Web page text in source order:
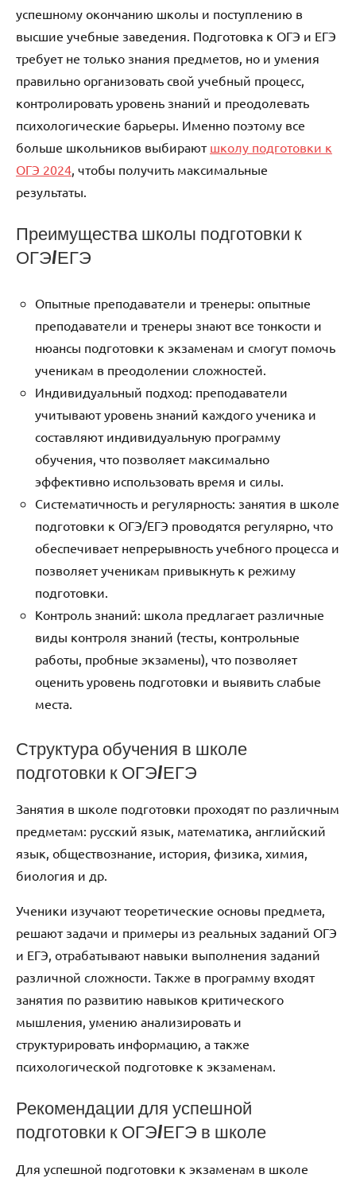
успешному окончанию школы и поступлению в
высшие учебные заведения. Подготовка к ОГЭ и ЕГЭ
требует не только знания предметов, но и умения
правильно организовать свой учебный процесс,
контролировать уровень знаний и преодолевать
психологические барьеры. Именно поэтому все
больше школьников выбирают школу подготовки к
ОГЭ 2024 , чтобы получить максимальные
результаты.
Преимущества школы подготовки к
ОГЭ/ЕГЭ
Опытные преподаватели и тренеры: опытные
преподаватели и тренеры знают все тонкости и
нюансы подготовки к экзаменам и смогут помочь
ученикам в преодолении сложностей.
Индивидуальный подход: преподаватели
учитывают уровень знаний каждого ученика и
составляют индивидуальную программу
обучения, что позволяет максимально
эффективно использовать время и силы.
Систематичность и регулярность: занятия в школе
подготовки к ОГЭ/ЕГЭ проводятся регулярно, что
обеспечивает непрерывность учебного процесса и
позволяет ученикам привыкнуть к режиму
подготовки.
Контроль знаний: школа предлагает различные
виды контроля знаний (тесты, контрольные
работы, пробные экзамены), что позволяет
оценить уровень подготовки и выявить слабые
места.
Структура обучения в школе
подготовки к ОГЭ/ЕГЭ
Занятия в школе подготовки проходят по различным
предметам: русский язык, математика, английский
язык, обществознание, история, физика, химия,
биология и др.
Ученики изучают теоретические основы предмета,
решают задачи и примеры из реальных заданий ОГЭ
и ЕГЭ, отрабатывают навыки выполнения заданий
различной сложности. Также в программу входят
занятия по развитию навыков критического
мышления, умению анализировать и
структурировать информацию, а также
психологической подготовке к экзаменам.
Рекомендации для успешной
подготовки к ОГЭ/ЕГЭ в школе
Для успешной подготовки к экзаменам в школе